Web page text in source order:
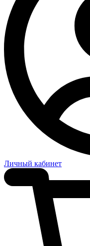
Личный кабинет